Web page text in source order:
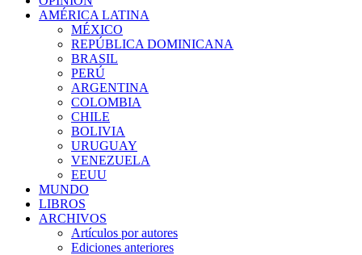
AMÉRICA LATINA
MÉXICO
REPÚBLICA DOMINICANA
BRASIL
PERÚ
ARGENTINA
COLOMBIA
CHILE
BOLIVIA
URUGUAY
VENEZUELA
EEUU
MUNDO
LIBROS
ARCHIVOS
Artículos por autores
Ediciones anteriores